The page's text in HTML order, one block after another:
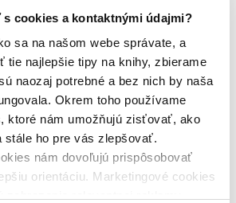
s cookies a kontaktnými údajmi?
sa na našom webe správate, a
tie najlepšie tipy na knihy, zbierame
naozaj potrebné a bez nich by naša
Okrem toho používame
ktoré nám umožňujú zisťovať, ako
stále ho pre vás zlepšovať.
nám dovoľujú prispôsobovať
orientáciu. Marketingové cookies
sklade (0 titulov)na centrálnom sklade
titulov)predpredaj
titulov)
pripravujeme
vypredaných) (0 titulov)
dostupná (bez
nová
stav (0 titulov)čítaná - výborný stav
opotrebovaná (0 titulov)čítaná - mierne